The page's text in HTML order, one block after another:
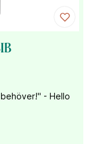
- Hello